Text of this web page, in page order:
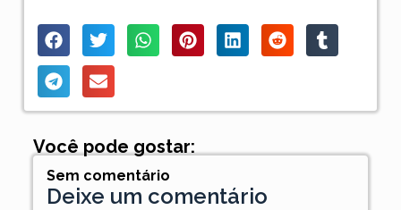
Você pode gostar:
Sem comentário
Deixe um comentário